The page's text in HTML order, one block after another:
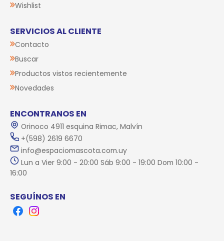
Wishlist
SERVICIOS AL CLIENTE
Contacto
Buscar
Productos vistos recientemente
Novedades
ENCONTRANOS EN
Orinoco 4911 esquina Rimac, Malvín
+(598) 2619 6670
info@espaciomascota.com.uy
Lun a Vier 9:00 - 20:00 Sáb 9:00 - 19:00 Dom 10:00 -
16:00
SEGUÍNOS EN
FacebookInstagram